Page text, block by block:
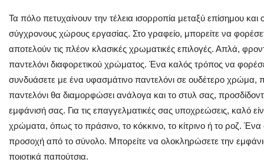
Τα πόλο πετυχαίνουν την τέλεια ισορροπία μεταξύ επίσημου και
σύγχρονους χώρους εργασίας. Στο γραφείο, μπορείτε να
αποτελούν τις πλέον κλασικές χρωματικές επιλογές. Απλά,
παντελόνι διαφορετικού χρώματος. Ένα καλός τρόπος να
συνδυάσετε με ένα υφασμάτινο παντελόνι σε ουδέτερο
παντελόνι θα διαμορφώσει ανάλογα και το στυλ σας,
εμφάνισή σας. Για τις επαγγελματικές σας υποχρεώσεις, καλό
χρώματα, όπως το πράσινο, το κόκκινο, το κίτρινο ή το ροζ.
προσοχή από το σύνολο. Μπορείτε να ολοκληρώσετε την
ποιοτικά παπούτσια.